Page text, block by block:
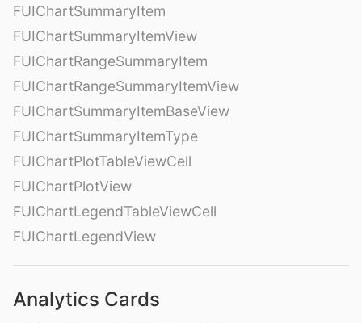
FUIChartSummaryItem
FUIChartSummaryItemView
FUIChartRangeSummaryItem
FUIChartRangeSummaryItemView
FUIChartSummaryItemBaseView
FUIChartSummaryItemType
FUIChartPlotTableViewCell
FUIChartPlotView
FUIChartLegendTableViewCell
FUIChartLegendView
Analytics Cards